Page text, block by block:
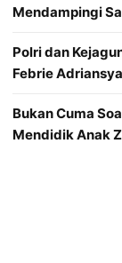
Mendampingi
Polri dan
Febrie
Bukan Cuma
Mendidik Anak